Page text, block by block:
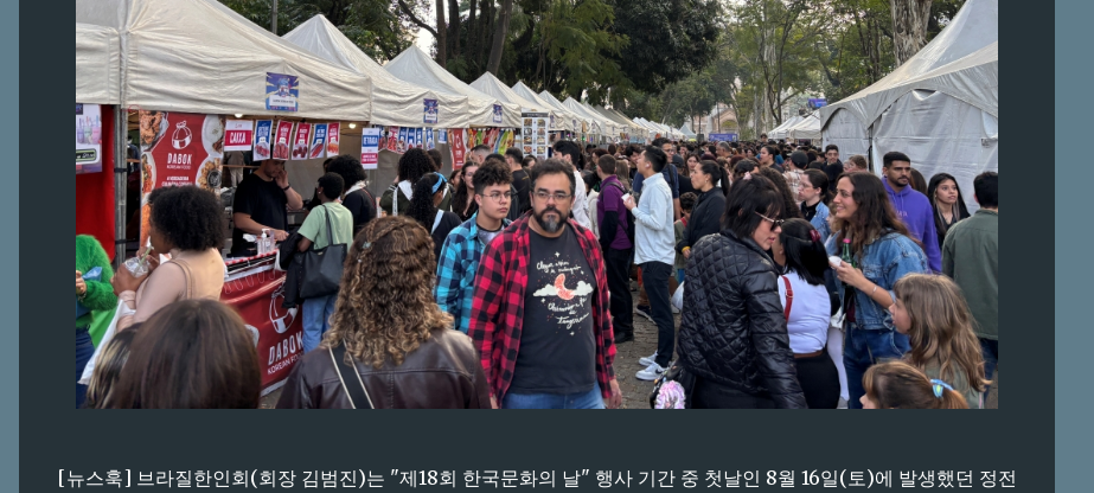
[뉴스훅] 브라질한인회(회장 김범진)는 "제18회 한국문화의 날" 행사 기간 중 첫날인 8월 16일(토)에 발생했던 정전